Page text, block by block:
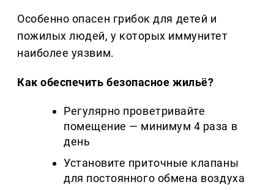
Особенно опасен грибок для детей и
пожилых людей, у которых иммунитет
наиболее уязвим.
Как обеспечить безопасное жильё?
Регулярно проветривайте
помещение — минимум 4 раза в
день
Установите приточные клапаны
для постоянного обмена воздуха